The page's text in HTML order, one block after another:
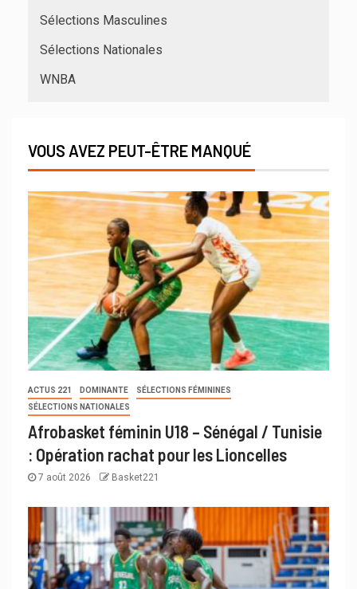
Sélections Masculines
Sélections Nationales
WNBA
VOUS AVEZ PEUT-ÊTRE MANQUÉ
ACTUS 221 DOMINANTE
SÉLECTIONS FÉMININES
SÉLECTIONS NATIONALES
Afrobasket féminin U18 – Sénégal / Tunisie
: Opération rachat pour les Lioncelles
7 août 2026 Basket221